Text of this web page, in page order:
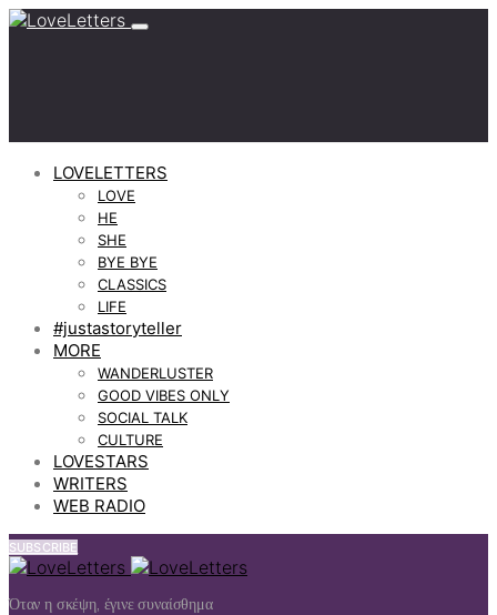
LOVELETTERS
LOVE
HE
SHE
BYE BYE
CLASSICS
LIFE
#justastoryteller
MORE
WANDERLUSTER
GOOD VIBES ONLY
SOCIAL TALK
CULTURE
LOVESTARS
WRITERS
WEB RADIO
SUBSCRIBE
Όταν η σκέψη, έγινε συναίσθημα